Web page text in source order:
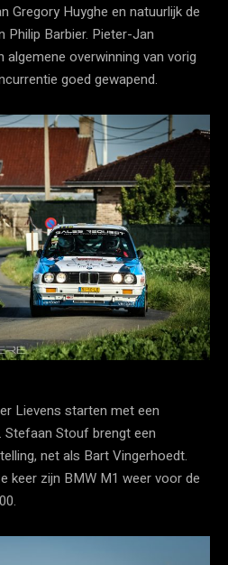
Gregory Huyghe en natuurlijk de
Philip Barbier. Pieter-Jan
overwinning van vorig
goed gewapend.
Lievens starten met een
Stefaan Stouf brengt een
net als Bart Vingerhoedt.
keer zijn BMW M1 weer voor de